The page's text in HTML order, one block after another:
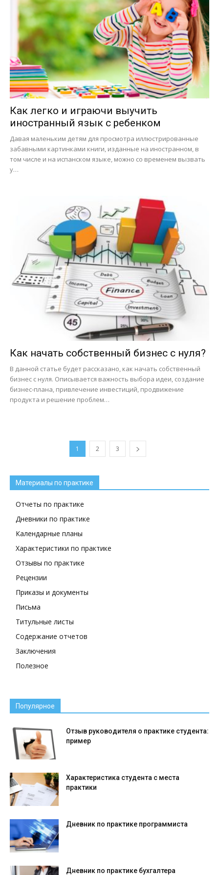
Как легко и играючи выучить
иностранный язык с ребенком
Давая маленьким детям для просмотра иллюстрированные
забавными картинками книги, изданные на иностранном, в
том числе и на испанском языке, можно со временем вызвать
у…
Как начать собственный бизнес с нуля?
В данной статье будет рассказано, как начать собственный
бизнес с нуля. Описывается важность выбора идеи, создание
бизнес-плана, привлечение инвестиций, продвижение
продукта и решение проблем…
1 2 3
Материалы по практике
Отчеты по практике
Дневники по практике
Календарные планы
Характеристики по практике
Отзывы по практике
Рецензии
Приказы и документы
Письма
Титульные листы
Содержание отчетов
Заключения
Полезное
Популярное
Отзыв руководителя о практике студента:
пример
Характеристика студента с места
практики
Дневник по практике программиста
Дневник по практике бухгалтера